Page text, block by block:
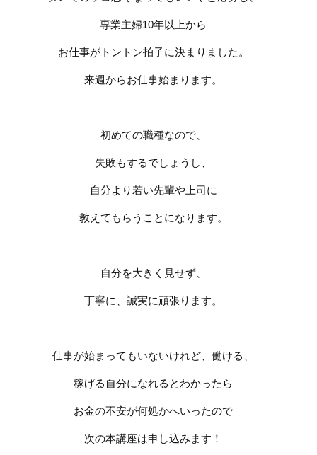
専業主婦10年以上から
お仕事がトントン拍子に決まりました。
来週からお仕事始まります。
初めての職種なので、
失敗もするでしょうし、
自分より若い先輩や上司に
教えてもらうことになります。
自分を大きく見せず、
丁寧に、誠実に頑張ります。
仕事が始まってもいないけれど、働ける、
稼げる自分になれるとわかったら
お金の不安が何処かへいったので
次の本講座は申し込みます！